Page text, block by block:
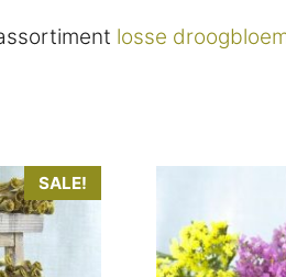
losse
SALE!
product
heeft